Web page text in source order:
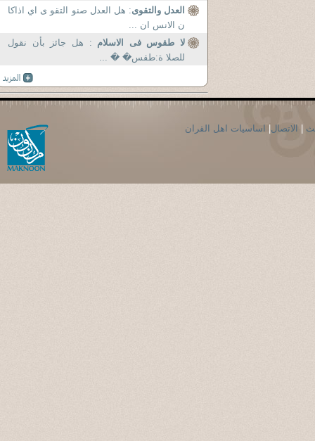
العدل والتقوى: هل العدل صنو التقو ى اي اذاكا
ن الانس ان ...
لا طقوس فى الاسلام : هل جائز بأن نقول
للصلا ة:طقس� � ...
الاتصال اساسيات اهل القران